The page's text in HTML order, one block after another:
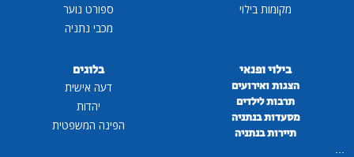
מקומות בילוי
ספורט נוער
מכבי נתניה
בילוי ופנאי
הצגות ואירועים
תרבות לילדים
מסעדות בנתניה
תיירות בנתניה
...
בלוגים
דעה אישית
יהדות
הפינה המשפטית